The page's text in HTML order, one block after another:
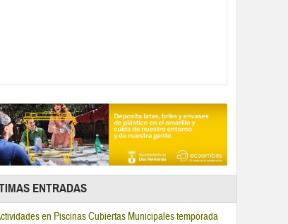
ENTRADAS
en Piscinas Cubiertas Municipales temporada